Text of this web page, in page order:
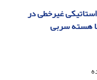
غیرخطی در
هسته سربی